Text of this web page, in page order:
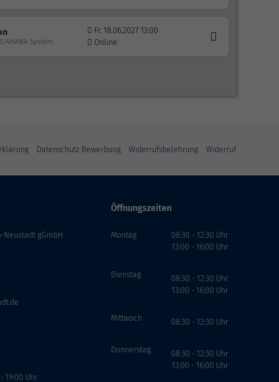
4HANA System
Fr. 18.06.2027 13:00
Online
Datenschutz Bewerbung Widerrufsbelehrung Widerruf
gGmbH
19:00 Uhr
Öffnungszeiten
Montag
Dienstag
Mittwoch
Donnerstag
08:30 - 12:30 Uhr
13:00 - 16:00 Uhr
08:30 - 12:30 Uhr
13:00 - 16:00 Uhr
08:30 - 12:30 Uhr
08:30 - 12:30 Uhr
13:00 - 16:00 Uhr